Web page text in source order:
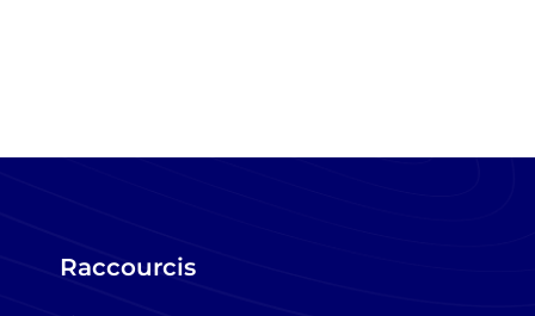
Raccourcis